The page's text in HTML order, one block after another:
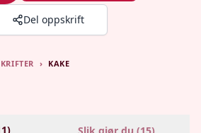
Del oppskrift
› KAKE
)